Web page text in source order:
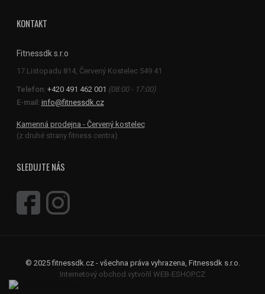
KONTAKT
Fitnessdk s.r.o
Telefon: +420 491 462 001 (08:00 - 17:00)
E-mail: info@fitnessdk.cz
Kamenná prodejna - Červený kostelec
(z druhé strany fitness centra)
SLEDUJTE NÁS
© 2025 fitnessdk.cz - všechna práva vyhrazena, Fitnessdk s.r.o.
Internetový obchod vytvořil WEB-ESHOP.CZ